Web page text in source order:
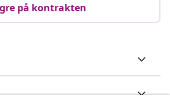
på kontrakten